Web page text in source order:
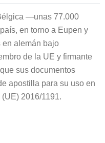
—unas 77.000
en torno a Eupen y
alemán bajo
de la UE y firmante
sus documentos
apostilla para su uso en
2016/1191.